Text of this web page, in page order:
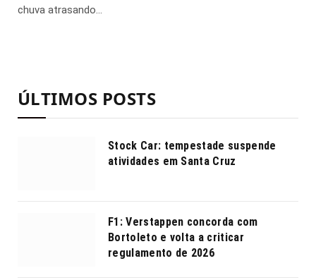
chuva atrasando…
ÚLTIMOS POSTS
Stock Car: tempestade suspende
atividades em Santa Cruz
F1: Verstappen concorda com
Bortoleto e volta a criticar
regulamento de 2026